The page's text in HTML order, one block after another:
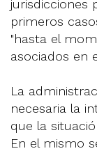
jurisdicciones
primeros
"hasta el
asociados en
La
necesaria la
que la
En el mismo